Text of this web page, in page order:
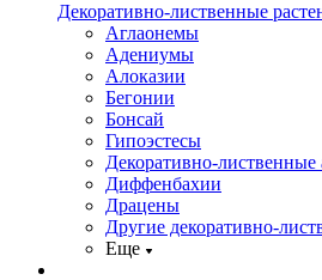
Декоративно-лиственные
Аглаонемы
Адениумы
Алоказии
Бегонии
Бонсай
Гипоэстесы
Декоративно-
Диффенбахии
Драцены
Другие декоративно-
Еще